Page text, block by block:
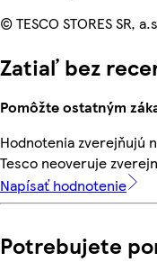
© TESCO STORES SR,
Zatiaľ bez
Pomôžte ostatným
Hodnotenia zverejňujú
Tesco neoveruje
Napísať hodnotenie
Potrebujete